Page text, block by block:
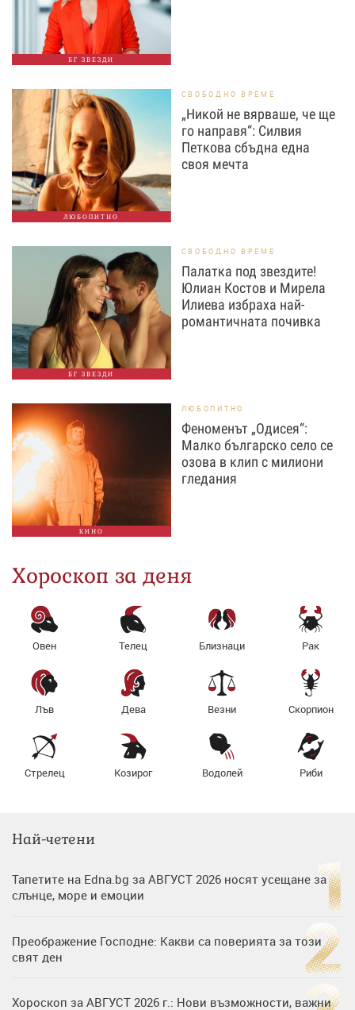
БГ ЗВЕЗДИ
ЛЮБОПИТНО
СВОБОДНО ВРЕМЕ
„Никой не вярваше, че ще
го направя“: Силвия
Петкова сбъдна една
своя мечта
БГ ЗВЕЗДИ
СВОБОДНО ВРЕМЕ
Палатка под звездите!
Юлиан Костов и Мирела
Илиева избраха най-
романтичната почивка
КИНО
ЛЮБОПИТНО
Феноменът „Одисея“:
Малко българско село се
озова в клип с милиони
гледания
Хороскоп за деня
Овен Телец Близнаци Рак
Лъв Дева Везни Скорпион
Стрелец Козирог Водолей Риби
Най-четени
Тапетите на Edna.bg за АВГУСТ 2026 носят усещане за
слънце, море и емоции
Преображение Господне: Какви са поверията за този
свят ден
Хороскоп за АВГУСТ 2026 г.: Нови възможности, важни